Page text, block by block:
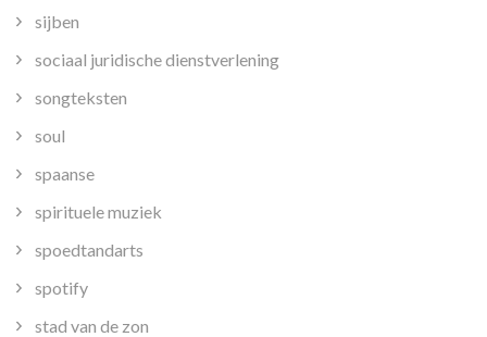
sijben
sociaal juridische dienstverlening
songteksten
soul
spaanse
spirituele muziek
spoedtandarts
spotify
stad van de zon